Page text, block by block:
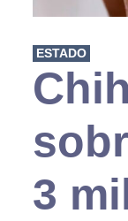
ESTADO
3